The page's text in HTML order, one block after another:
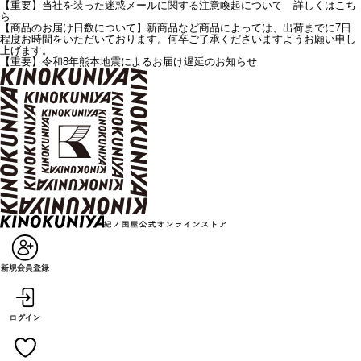
【重要】当社を装った迷惑メールに関する注意喚起について 詳しくはこち
ら
【商品のお届け日数について】新商品など商品によっては、出荷までに7日
程度お時間をいただいております。何卒ご了承くださいますようお願い申し
上げます。
【重要】令和8年熊本地震によるお届け遅延のお知らせ